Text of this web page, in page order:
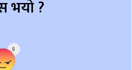
भयो ?
0